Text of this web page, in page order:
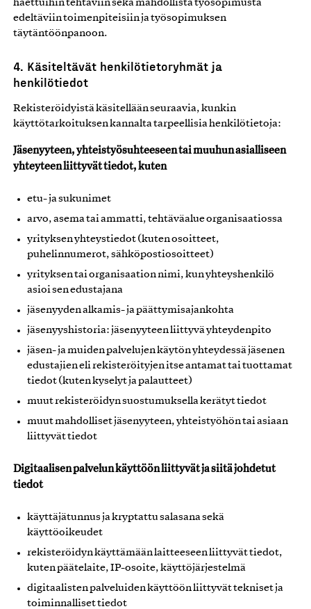
haettuihin tehtäviin sekä mahdollista työsopimusta
edeltäviin toimenpiteisiin ja työsopimuksen
täytäntöönpanoon.
4. Käsiteltävät henkilötietoryhmät ja
henkilötiedot
Rekisteröidyistä käsitellään seuraavia, kunkin
käyttötarkoituksen kannalta tarpeellisia henkilötietoja:
Jäsenyyteen, yhteistyösuhteeseen tai muuhun asialliseen
yhteyteen liittyvät tiedot, kuten
etu- ja sukunimet
arvo, asema tai ammatti, tehtäväalue organisaatiossa
yrityksen yhteystiedot (kuten osoitteet,
puhelinnumerot, sähköpostiosoitteet)
yrityksen tai organisaation nimi, kun yhteyshenkilö
asioi sen edustajana
jäsenyyden alkamis- ja päättymisajankohta
jäsenyyshistoria: jäsenyyteen liittyvä yhteydenpito
jäsen- ja muiden palvelujen käytön yhteydessä jäsenen
edustajien eli rekisteröityjen itse antamat tai tuottamat
tiedot (kuten kyselyt ja palautteet)
muut rekisteröidyn suostumuksella kerätyt tiedot
muut mahdolliset jäsenyyteen, yhteistyöhön tai asiaan
liittyvät tiedot
Digitaalisen palvelun käyttöön liittyvät ja siitä johdetut
tiedot
käyttäjätunnus ja kryptattu salasana sekä
käyttöoikeudet
rekisteröidyn käyttämään laitteeseen liittyvät tiedot,
kuten päätelaite, IP-osoite, käyttöjärjestelmä
digitaalisten palveluiden käyttöön liittyvät tekniset ja
toiminnalliset tiedot